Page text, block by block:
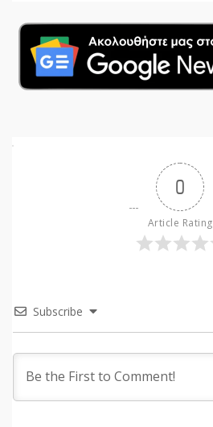
0
Article Rating
Subscribe